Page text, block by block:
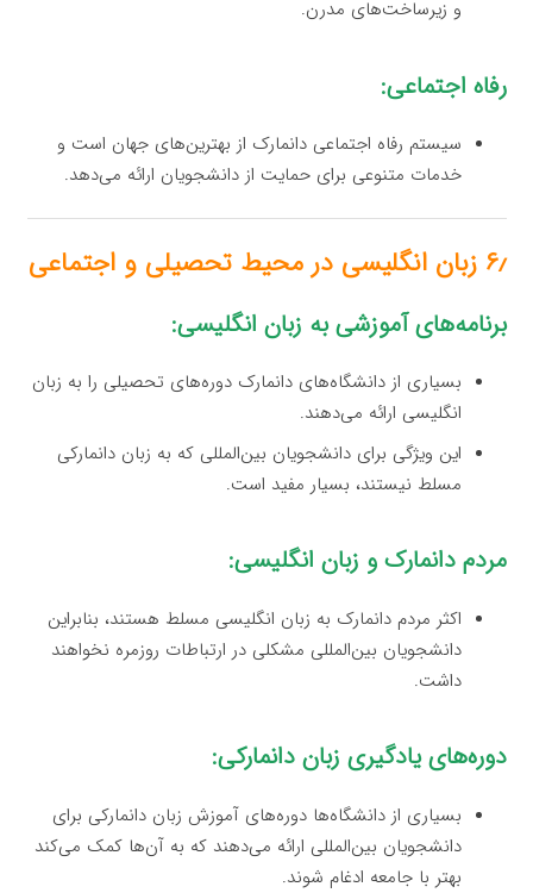
و زیرساخت‌های مدرن.
رفاه اجتماعی:
سیستم رفاه اجتماعی دانمارک از بهترین‌های جهان است و
خدمات متنوعی برای حمایت از دانشجویان ارائه می‌دهد.
۶٫ زبان انگلیسی در محیط تحصیلی و اجتماعی
برنامه‌های آموزشی به زبان انگلیسی:
بسیاری از دانشگاه‌های دانمارک دوره‌های تحصیلی را به زبان
انگلیسی ارائه می‌دهند.
این ویژگی برای دانشجویان بین‌المللی که به زبان دانمارکی
مسلط نیستند، بسیار مفید است.
مردم دانمارک و زبان انگلیسی:
اکثر مردم دانمارک به زبان انگلیسی مسلط هستند، بنابراین
دانشجویان بین‌المللی مشکلی در ارتباطات روزمره نخواهند
داشت.
دوره‌های یادگیری زبان دانمارکی:
بسیاری از دانشگاه‌ها دوره‌های آموزش زبان دانمارکی برای
دانشجویان بین‌المللی ارائه می‌دهند که به آن‌ها کمک می‌کند
بهتر با جامعه ادغام شوند.